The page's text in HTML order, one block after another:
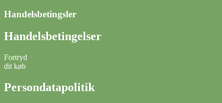
Handelsbetingsler
Handelsbetingelser
Fortryd
dit køb
Persondatapolitik